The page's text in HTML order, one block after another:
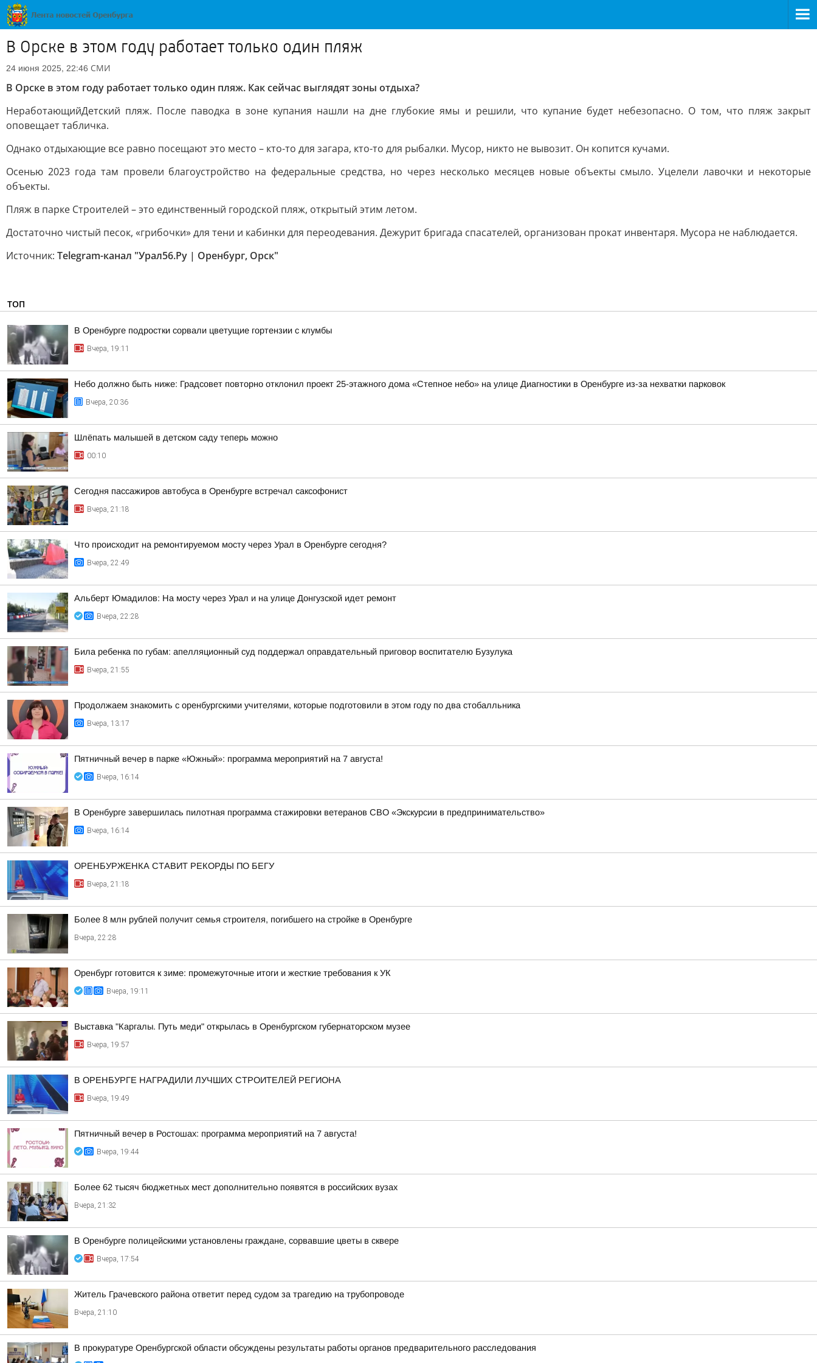
В Орске в этом году работает только один пляж
24 июня 2025, 22:46 СМИ
В Орске в этом году работает только один пляж. Как сейчас выглядят зоны отдыха?
НеработающийДетский пляж. После паводка в зоне купания нашли на дне глубокие ямы и решили, что купание будет небезопасно. О том, что пляж закрыт
оповещает табличка.
Однако отдыхающие все равно посещают это место – кто-то для загара, кто-то для рыбалки. Мусор, никто не вывозит. Он копится кучами.
Осенью 2023 года там провели благоустройство на федеральные средства, но через несколько месяцев новые объекты смыло. Уцелели лавочки и некоторые
объекты.
Пляж в парке Строителей – это единственный городской пляж, открытый этим летом.
Достаточно чистый песок, «грибочки» для тени и кабинки для переодевания. Дежурит бригада спасателей, организован прокат инвентаря. Мусора не наблюдается.
Источник: Telegram-канал "Урал56.Ру | Оренбург, Орск"
ТОП
В Оренбурге подростки сорвали цветущие гортензии с клумбы
Вчера, 19:11
Небо должно быть ниже: Градсовет повторно отклонил проект 25-этажного дома «Степное небо» на улице Диагностики в Оренбурге из-за нехватки парковок
Вчера, 20:36
Шлёпать малышей в детском саду теперь можно
00:10
Сегодня пассажиров автобуса в Оренбурге встречал саксофонист
Вчера, 21:18
Что происходит на ремонтируемом мосту через Урал в Оренбурге сегодня?
Вчера, 22:49
Альберт Юмадилов: На мосту через Урал и на улице Донгузской идет ремонт
Вчера, 22:28
Била ребенка по губам: апелляционный суд поддержал оправдательный приговор воспитателю Бузулука
Вчера, 21:55
Продолжаем знакомить с оренбургскими учителями, которые подготовили в этом году по два стобалльника
Вчера, 13:17
Пятничный вечер в парке «Южный»: программа мероприятий на 7 августа!
Вчера, 16:14
В Оренбурге завершилась пилотная программа стажировки ветеранов СВО «Экскурсии в предпринимательство»
Вчера, 16:14
ОРЕНБУРЖЕНКА СТАВИТ РЕКОРДЫ ПО БЕГУ
Вчера, 21:18
Более 8 млн рублей получит семья строителя, погибшего на стройке в Оренбурге
Вчера, 22:28
Оренбург готовится к зиме: промежуточные итоги и жесткие требования к УК
Вчера, 19:11
Выставка "Каргалы. Путь меди" открылась в Оренбургском губернаторском музее
Вчера, 19:57
В ОРЕНБУРГЕ НАГРАДИЛИ ЛУЧШИХ СТРОИТЕЛЕЙ РЕГИОНА
Вчера, 19:49
Пятничный вечер в Ростошах: программа мероприятий на 7 августа!
Вчера, 19:44
Более 62 тысяч бюджетных мест дополнительно появятся в российских вузах
Вчера, 21:32
В Оренбурге полицейскими установлены граждане, сорвавшие цветы в сквере
Вчера, 17:54
Житель Грачевского района ответит перед судом за трагедию на трубопроводе
Вчера, 21:10
В прокуратуре Оренбургской области обсуждены результаты работы органов предварительного расследования